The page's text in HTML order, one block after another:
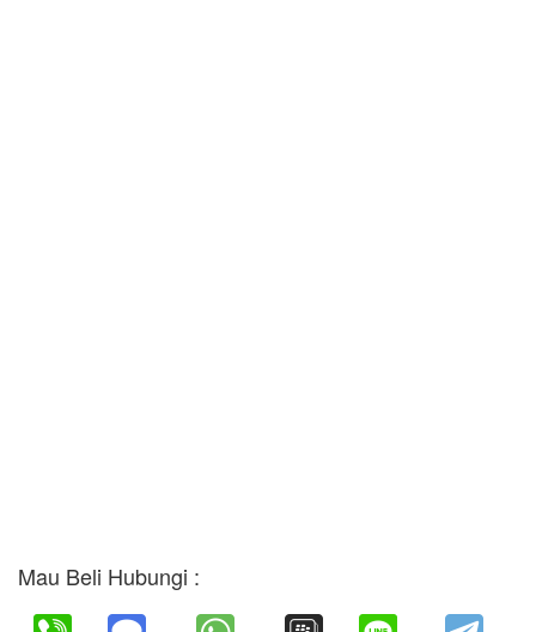
Mau Beli Hubungi :